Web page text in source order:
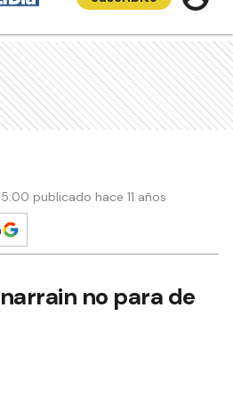
publicado hace 11 años
no para de